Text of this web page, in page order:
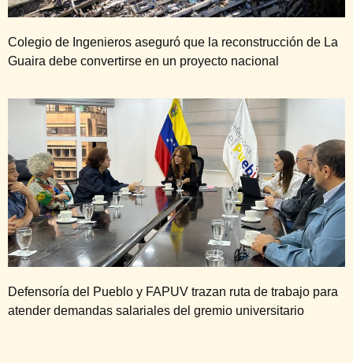
Colegio de Ingenieros aseguró que la reconstrucción de La
Guaira debe convertirse en un proyecto nacional
Defensoría del Pueblo y FAPUV trazan ruta de trabajo para
atender demandas salariales del gremio universitario